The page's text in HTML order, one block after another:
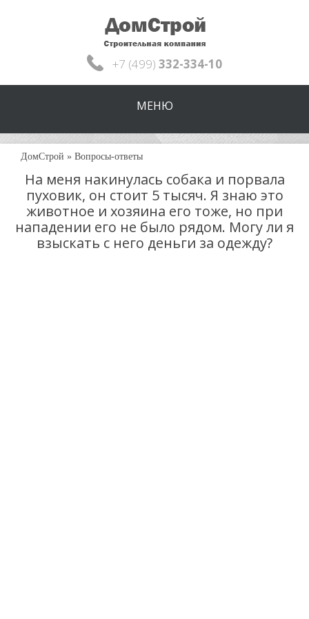
+7 (499) 332-334-10
МЕНЮ
ДомСтрой » Вопросы-ответы
На меня накинулась собака и порвала
пуховик, он стоит 5 тысяч. Я знаю это
животное и хозяина его тоже, но при
нападении его не было рядом. Могу ли я
взыскать с него деньги за одежду?